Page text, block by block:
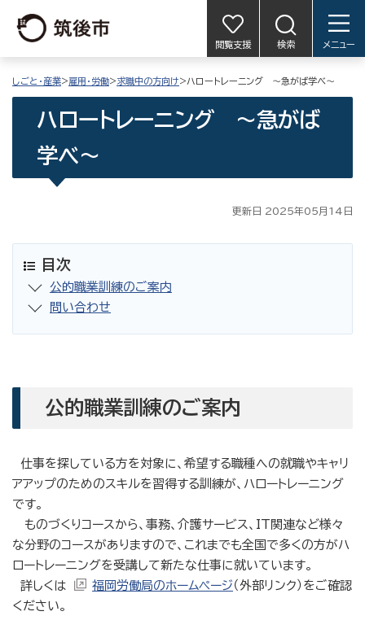
閲覧支援 検索 メニュー
しごと・産業>雇用・労働>求職中の方向け>ハロートレーニング 〜急がば学べ〜
ハロートレーニング 〜急がば
学べ〜
更新日 2025年05月14日
目次
公的職業訓練のご案内
問い合わせ
公的職業訓練のご案内
仕事を探している方を対象に、希望する職種への就職やキャリ
アアップのためのスキルを習得する訓練が、ハロートレーニング
です。
ものづくりコースから、事務、介護サービス、IT関連など様々
な分野のコースがありますので、これまでも全国で多くの方がハ
ロートレーニングを受講して新たな仕事に就いています。
詳しくは
福岡労働局のホームページ （外部リンク）をご確認
ください。